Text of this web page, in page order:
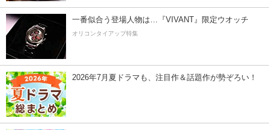
一番似合う登場人物は…『VIVANT』限定ウオッチ
オリコンタイアップ特集
2026年7月夏ドラマも、注目作＆話題作が勢ぞろい！